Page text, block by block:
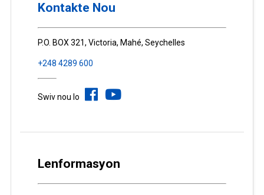
Kontakte Nou
P.O. BOX 321, Victoria, Mahé, Seychelles
+248 4289 600
Swiv nou lo
Lenformasyon